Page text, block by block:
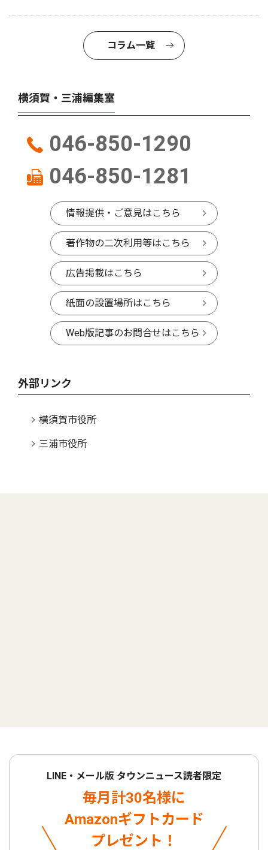
コラム一覧
横須賀・三浦編集室
046-850-1290
046-850-1281
情報提供・ご意見はこちら
著作物の二次利用等はこちら
広告掲載はこちら
紙面の設置場所はこちら
Web版記事のお問合せはこちら
外部リンク
横須賀市役所
三浦市役所
LINE・メール版 タウンニュース読者限定
毎月計30名様に
Amazonギフトカード
プレゼント！